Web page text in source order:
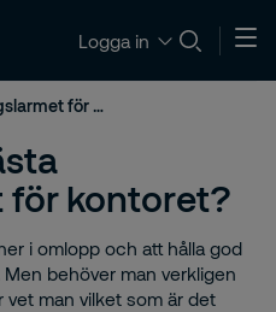
Logga in
Vilket är det bästa företagslarmet för kontoret?
för kontoret?
i omlopp och att hålla god
behöver man verkligen
man vilket som är det